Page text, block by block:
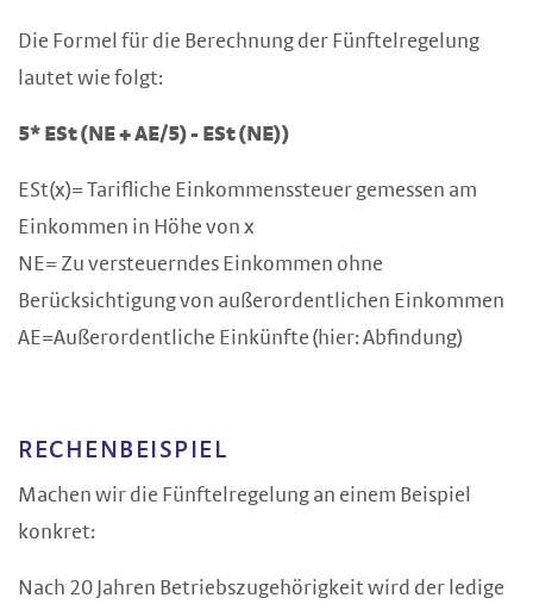
Die Formel für die Berechnung der Fünftelregelung
lautet wie folgt:
5* ESt (NE + AE/5) - ESt (NE))
ESt(x)= Tarifliche Einkommenssteuer gemessen am
Einkommen in Höhe von x
NE= Zu versteuerndes Einkommen ohne
Berücksichtigung von außerordentlichen Einkommen
AE=Außerordentliche Einkünfte (hier: Abfindung)
RECHENBEISPIEL
Machen wir die Fünftelregelung an einem Beispiel
konkret:
Nach 20 Jahren Betriebszugehörigkeit wird der ledige